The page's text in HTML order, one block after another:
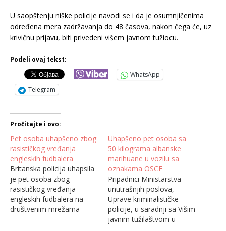
U saopštenju niške policije navodi se i da je osumnjičenima
određena mera zadržavanja do 48 časova, nakon čega će, uz
krivičnu prijavu, biti privedeni višem javnom tužiocu.
Podeli ovaj tekst:
WhatsApp
Telegram
Pročitajte i ovo:
Pet osoba uhapšeno zbog
rasističkog vređanja
engleskih fudbalera
Britanska policija uhapsila
je pet osoba zbog
rasističkog vređanja
engleskih fudbalera na
društvenim mrežama
Uhapšeno pet osoba sa
50 kilograma albanske
marihuane u vozilu sa
oznakama OSCE
Pripadnici Ministarstva
unutrašnjih poslova,
Uprave kriminalističke
policije, u saradnji sa Višim
javnim tužilaštvom u